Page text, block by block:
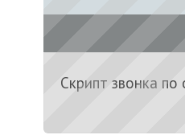
Скрипт звонка по